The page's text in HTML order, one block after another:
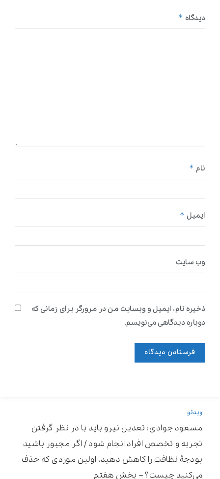
دیدگاه *
نام *
ایمیل *
وب‌ سایت
ذخیره نام، ایمیل و وبسایت من در مرورگر برای زمانی که
دوباره دیدگاهی می‌نویسم.
ویدئو
مسعود جوادی: تعدیل نیرو باید با در نظر گرفتن
تجربه و تخصص افراد انجام شود / اگر مجبور باشید
بودجۀ نظافت را کاهش دهید، اولین موردی که حذف
می‌کنید چیست؟ – بخش هفتم